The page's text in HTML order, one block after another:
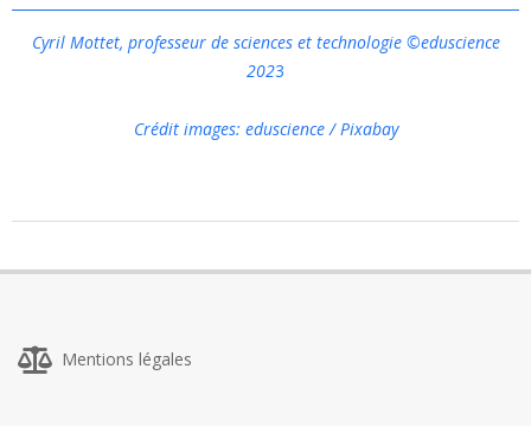
Cyril Mottet, professeur de sciences et technologie ©eduscience
2023
Crédit images: eduscience / Pixabay
Mentions légales